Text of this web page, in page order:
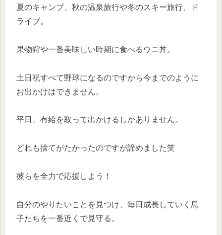
夏のキャンプ、秋の温泉旅行や冬のスキー旅行、ド
ライブ。
果物狩や一番美味しい時期に食べるウニ丼。
土日祝すべて野球になるのですから今までのように
お出かけはできません。
平日、有給を取って出かけるしかありません。
どれも捨てがたかったのですが諦めました笑
彼らを全力で応援しよう！
自分のやりたいことを見つけ、毎日成長していく息
子たちを一番近くで見守る。